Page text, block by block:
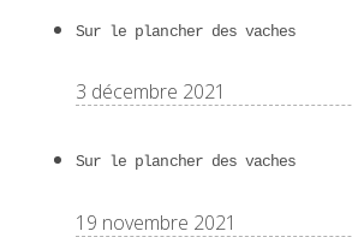
Sur le plancher des vaches
3 décembre 2021
Sur le plancher des vaches
19 novembre 2021